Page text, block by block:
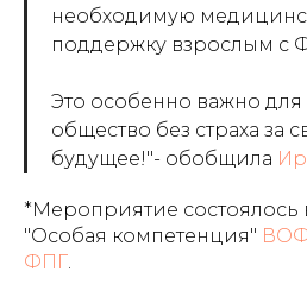
необходимую
поддержку взрослым с
Это особенно важно
общество без страха за
будущее!"- обобщила
*Мероприятие состоялось
"Особая компетенция"
ФПГ.